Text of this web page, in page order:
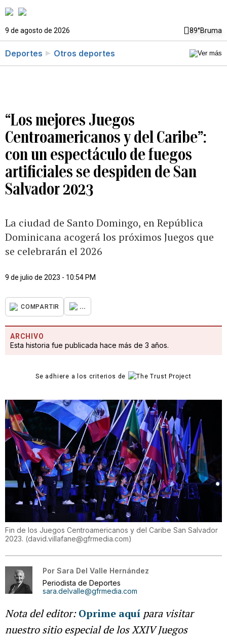
9 de agosto de 2026 89°Bruma
Deportes Otros deportes
“Los mejores Juegos
Centroamericanos y del Caribe”:
con un espectáculo de fuegos
artificiales se despiden de San
Salvador 2023
La ciudad de Santo Domingo, en República
Dominicana acogerá los próximos Juegos que
se celebrarán el 2026
9 de julio de 2023 - 10:54 PM
COMPARTIR ...
ARCHIVO
Esta historia fue publicada hace más de 3 años.
Se adhiere a los criterios de
Fin de los Juegos Centroamericanos y del Caribe San Salvador
2023. (david.villafane@gfrmedia.com)
Por Sara Del Valle Hernández
Periodista de Deportes
sara.delvalle@gfrmedia.com
Nota del editor:Oprime aquí para visitar
nuestro sitio especial de los XXIV Juegos